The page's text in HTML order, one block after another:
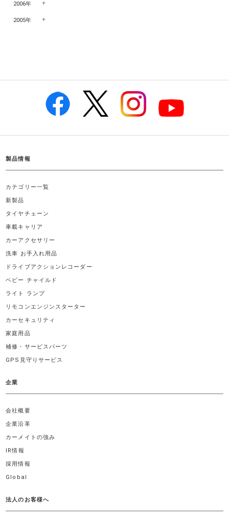
2006年
2005年
製品情報
カテゴリー一覧
新製品
タイヤチェーン
車載キャリア
カーアクセサリー
洗車 お手入れ用品
ドライブアクションレコーダー
ベビー チャイルド
ライト ランプ
リモコンエンジンスターター
カーセキュリティ
家庭用品
補修・サービスパーツ
GPS見守りサービス
企業
会社概要
企業沿革
カーメイトの強み
IR情報
採用情報
Global
法人のお客様へ